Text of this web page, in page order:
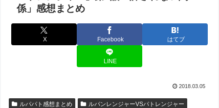
係」感想まとめ
X Facebook はてブ
LINE
2018.03.05
ルパパト感想まとめ ルパンレンジャーVSパトレンジャー